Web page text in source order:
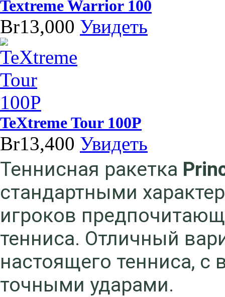
Textreme Warrior 100
Br13,000 Увидеть
TeXtreme Tour 100P
Br13,400 Увидеть
Теннисная ракетка
стандартными
игроков
тенниса. Отличный
настоящего тенниса,
точными ударами.